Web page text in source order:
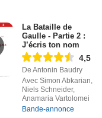
La Bataille de
Gaulle - Partie 2 :
J’écris ton nom
4,5
De Antonin Baudry
Avec Simon Abkarian,
Niels Schneider,
Anamaria Vartolomei
Bande-annonce